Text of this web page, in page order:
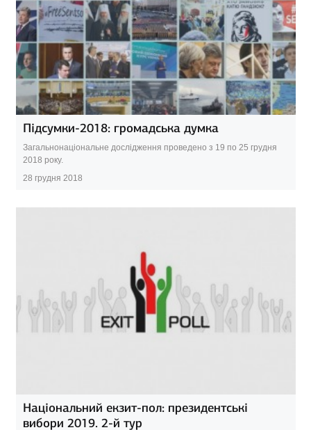
Підсумки-2018: громадська думка
Загальнонаціональне дослідження проведено з 19 по 25 грудня
2018 року.
28 грудня 2018
Національний екзит-пол: президентські
вибори 2019. 2-й тур